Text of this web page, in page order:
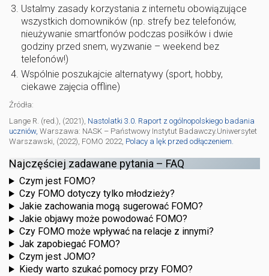
Ustalmy zasady korzystania z internetu obowiązujące
wszystkich domowników (np. strefy bez telefonów,
nieużywanie smartfonów podczas posiłków i dwie
godziny przed snem, wyzwanie – weekend bez
telefonów!)
Wspólnie poszukajcie alternatywy (sport, hobby,
ciekawe zajęcia offline)
Źródła:
Lange R. (red.), (2021), Nastolatki 3.0. Raport z ogólnopolskiego badania
uczniów, Warszawa: NASK – Państwowy Instytut Badawczy.Uniwersytet
Warszawski, (2022), FOMO 2022, Polacy a lęk przed odłączeniem.
Najczęściej zadawane pytania – FAQ
Czym jest FOMO?
Czy FOMO dotyczy tylko młodzieży?
Jakie zachowania mogą sugerować FOMO?
Jakie objawy może powodować FOMO?
Czy FOMO może wpływać na relacje z innymi?
Jak zapobiegać FOMO?
Czym jest JOMO?
Kiedy warto szukać pomocy przy FOMO?